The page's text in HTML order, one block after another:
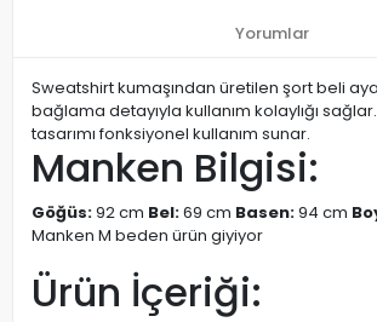
Yorumlar
Sweatshirt kumaşından üretilen şort beli
bağlama detayıyla kullanım kolaylığı
tasarımı fonksiyonel kullanım sunar.
Manken Bilgisi:
Göğüs:92 cm Bel:69 cm Basen:94 cm
Manken M beden ürün giyiyor
Ürün İçeriği: